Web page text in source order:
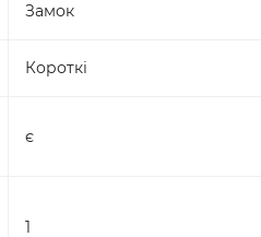
Замок
Короткі
є
1